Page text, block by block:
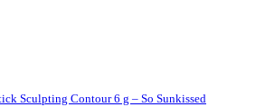
Sculpting Contour 6 g – So Sunkissed